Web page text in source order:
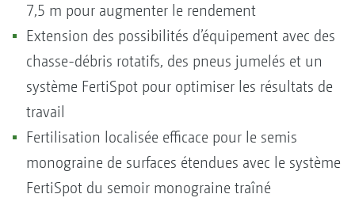
7,5 m pour augmenter le rendement
Extension des possibilités d’équipement avec des
chasse-débris rotatifs, des pneus jumelés et un
système FertiSpot pour optimiser les résultats de
travail
Fertilisation localisée efficace pour le semis
monograine de surfaces étendues avec le système
FertiSpot du semoir monograine traîné